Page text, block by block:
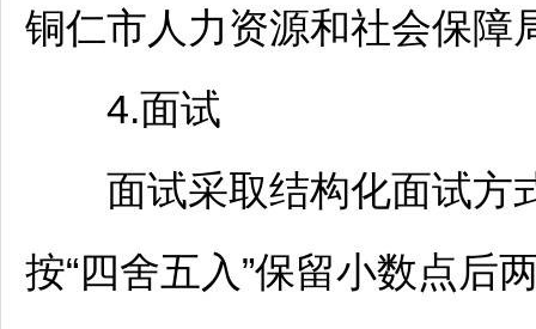
铜仁市人力资源和社会保障
4.面试
面试采取结构化面试方
按“四舍五入”保留小数点后